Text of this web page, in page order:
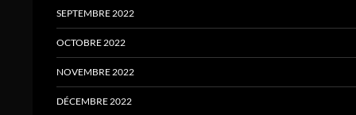
SEPTEMBRE 2022
OCTOBRE 2022
NOVEMBRE 2022
DÉCEMBRE 2022